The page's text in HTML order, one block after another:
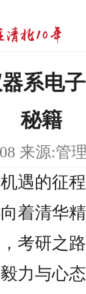
系电
秘籍
来源:管
遇的征
着清华
考研之
力与心